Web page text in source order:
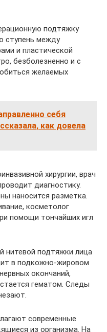
подтяжку
ступень между
и пластической
безболезненно и с
желаемых
себя
как довела
хирургии, врач
диагностику.
наносится разметка.
косметолог
помощи тончайших игл
нитевой подтяжки лица
в подкожно-жировом
окончаний,
гематом. Следы
современные
из организма. На